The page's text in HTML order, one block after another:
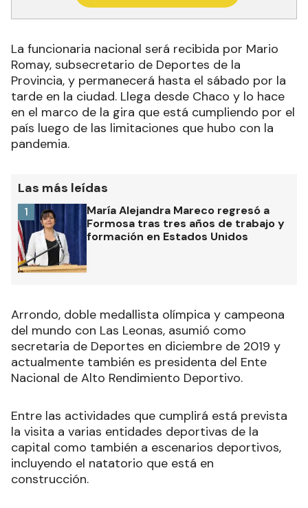
La funcionaria nacional será recibida por Mario
Romay, subsecretario de Deportes de la
Provincia, y permanecerá hasta el sábado por la
tarde en la ciudad. Llega desde Chaco y lo hace
en el marco de la gira que está cumpliendo por el
país luego de las limitaciones que hubo con la
pandemia.
Las más leídas
María Alejandra Mareco regresó a
Formosa tras tres años de trabajo y
formación en Estados Unidos
1
Arrondo, doble medallista olímpica y campeona
del mundo con Las Leonas, asumió como
secretaria de Deportes en diciembre de 2019 y
actualmente también es presidenta del Ente
Nacional de Alto Rendimiento Deportivo.
Entre las actividades que cumplirá está prevista
la visita a varias entidades deportivas de la
capital como también a escenarios deportivos,
incluyendo el natatorio que está en
construcción.